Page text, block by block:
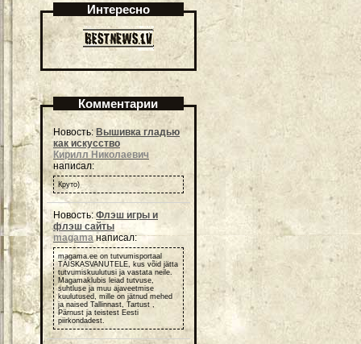
Интересно
Комментарии
Новость: Вышивка гладью
как искусство
Кирилл Николаевич
написал:
Круто)
Новость: Флэш игры и
флэш сайты
magamaнаписал:
magama.ee on tutvumisportaal
TÄISKASVANUTELE, kus võid jätta
tutvumiskuulutusi ja vastata neile.
Magamaklubis leiad tutvuse,
suhtluse ja muu ajaveetmise
kuulutused, mille on jätnud mehed
ja naised Tallinnast, Tartust ,
Pärnust ja teistest Eesti
piirkondadest.